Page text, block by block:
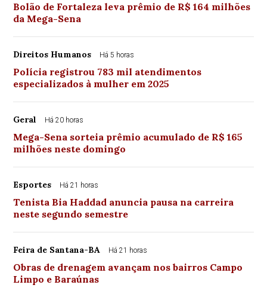
Bolão de Fortaleza leva prêmio de R$ 164 milhões
da Mega-Sena
Direitos Humanos Há 5 horas
Polícia registrou 783 mil atendimentos
especializados à mulher em 2025
Geral Há 20 horas
Mega-Sena sorteia prêmio acumulado de R$ 165
milhões neste domingo
Esportes Há 21 horas
Tenista Bia Haddad anuncia pausa na carreira
neste segundo semestre
Feira de Santana-BA Há 21 horas
Obras de drenagem avançam nos bairros Campo
Limpo e Baraúnas